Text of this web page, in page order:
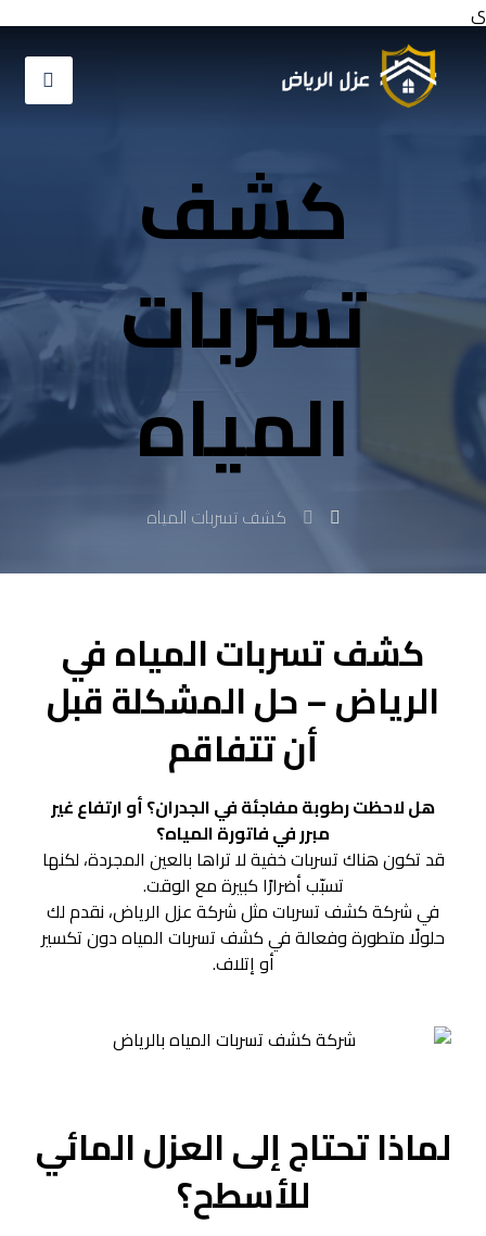
ي
كشف
تسربات
المياه
كشف تسربات المياه
كشف تسربات المياه في
الرياض – حل المشكلة قبل
أن تتفاقم
هل لاحظت رطوبة مفاجئة في الجدران؟ أو ارتفاع غير
مبرر في فاتورة المياه؟
قد تكون هناك تسربات خفية لا تراها بالعين المجردة، لكنها
تسبّب أضرارًا كبيرة مع الوقت.
في شركة كشف تسربات مثل شركة عزل الرياض، نقدم لك
حلولًا متطورة وفعالة في كشف تسربات المياه دون تكسير
أو إتلاف.
لماذا تحتاج إلى العزل المائي
للأسطح؟